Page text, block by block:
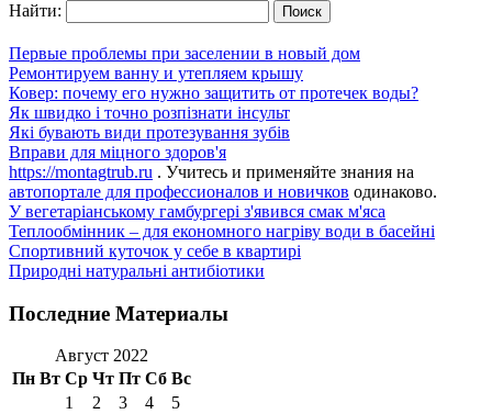
Найти:
Первые проблемы при заселении в новый дом
Ремонтируем ванну и утепляем крышу
Ковер: почему его нужно защитить от протечек воды?
Як швидко і точно розпізнати інсульт
Які бувають види протезування зубів
Вправи для міцного здоров'я
https://montagtrub.ru . Учитесь и применяйте знания на
автопортале для профессионалов и новичков одинаково.
У вегетаріанському гамбургері з'явився смак м'яса
Теплообмінник – для економного нагріву води в басейні
Спортивний куточок у себе в квартирі
Природні натуральні антибіотики
Последние Материалы
Август 2022
Пн Вт Ср Чт Пт Сб Вс
1
2 3 4
5